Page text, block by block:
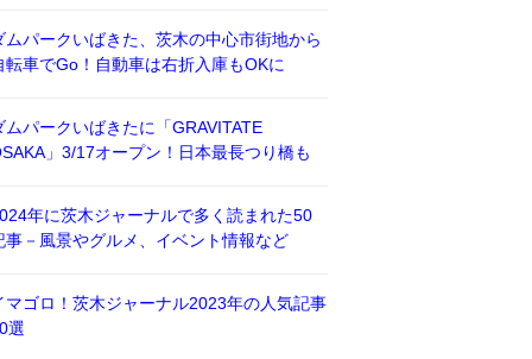
ムパークいばきた、茨木の中心市街地から
転車でGo！自動車は右折入庫もOKに
ムパークいばきたに「GRAVITATE
」3/17オープン！日本最長つり橋も
年に茨木ジャーナルで多く読まれた50
事－風景やグルメ、イベント情報など
マゴロ！茨木ジャーナル2023年の人気記事
選